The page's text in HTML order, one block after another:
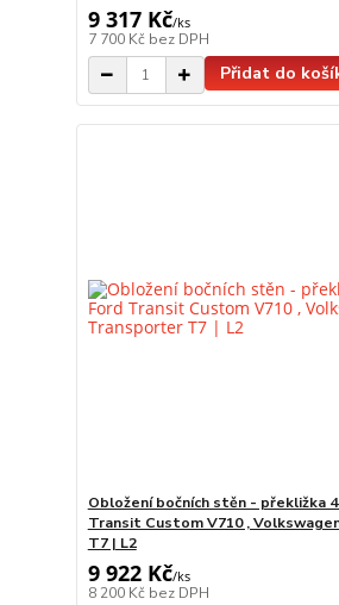
9 317 Kč/ks
7 700 Kč bez DPH
Přidat do
Obložení bočních stěn - překližka
Transit Custom V710 ,
T7 | L2
9 922 Kč/ks
8 200 Kč bez DPH